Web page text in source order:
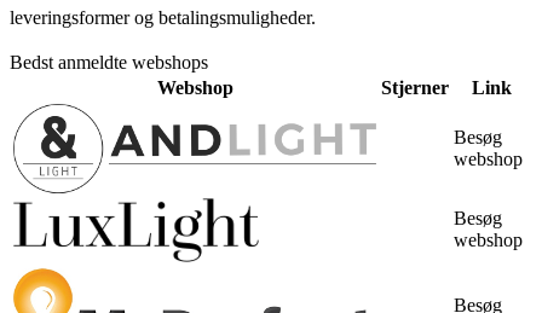
leveringsformer og betalingsmuligheder.
Bedst anmeldte webshops
Webshop
Stjerner Link
Besøg
webshop
Besøg
webshop
Besøg